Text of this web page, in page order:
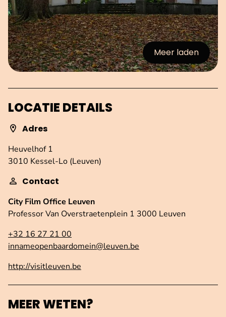
Meer laden
:afbeeldingen
LOCATIE DETAILS
Adres
Heuvelhof 1
3010 Kessel-Lo (Leuven)
Contact
City Film Office Leuven
Professor Van Overstraetenplein 1 3000 Leuven
+32 16 27 21 00
innameopenbaardomein@leuven.be
http://visitleuven.be
MEER WETEN?